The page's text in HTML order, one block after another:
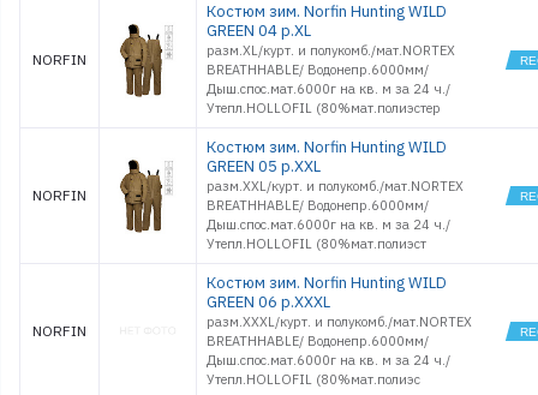
NORFIN
Костюм зим. Norfin Hunting WILD
GREEN 04 р.XL
разм.XL/курт. и полукомб./мат.NORTEX
BREATHHABLE/ Водонепр.6000мм/
Дыш.спос.мат.6000г на кв. м за 24 ч./
Утепл.HOLLOFIL (80%мат.полиэстер
NORFIN
Костюм зим. Norfin Hunting WILD
GREEN 05 р.XXL
разм.XXL/курт. и полукомб./мат.NORTEX
BREATHHABLE/ Водонепр.6000мм/
Дыш.спос.мат.6000г на кв. м за 24 ч./
Утепл.HOLLOFIL (80%мат.полиэст
NORFIN
Костюм зим. Norfin Hunting WILD
GREEN 06 р.XXXL
разм.XXXL/курт. и полукомб./мат.NORTEX
BREATHHABLE/ Водонепр.6000мм/
Дыш.спос.мат.6000г на кв. м за 24 ч./
Утепл.HOLLOFIL (80%мат.полиэс